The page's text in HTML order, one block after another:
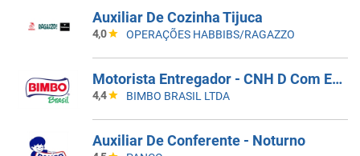
Auxiliar De Cozinha Tijuca
4,0 OPERAÇÕES HABBIBS/RAGAZZO
Motorista Entregador - CNH D Com EAR - CD Guarulhos
4,4 BIMBO BRASIL LTDA
Auxiliar De Conferente - Noturno